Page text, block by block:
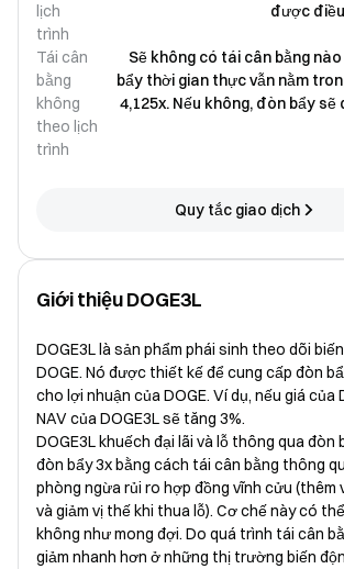
lịch
trình
được
Tái cân
bằng
không
theo lịch
trình
Sẽ không có tái cân bằng
bẩy thời gian thực vẫn nằm
4,125x. Nếu không, đòn bẩy
Quy tắc giao dịch
Giới thiệu DOGE3L
DOGE3L là sản phẩm phái sinh theo dõi
DOGE. Nó được thiết kế để cung cấp đòn
cho lợi nhuận của DOGE. Ví dụ, nếu giá của
NAV của DOGE3L sẽ tăng 3%.
DOGE3L khuếch đại lãi và lỗ thông qua đòn
đòn bẩy 3x bằng cách tái cân bằng thông
phòng ngừa rủi ro hợp đồng vĩnh cửu (thêm
và giảm vị thế khi thua lỗ). Cơ chế này có
không như mong đợi. Do quá trình tái cân
giảm nhanh hơn ở những thị trường biến